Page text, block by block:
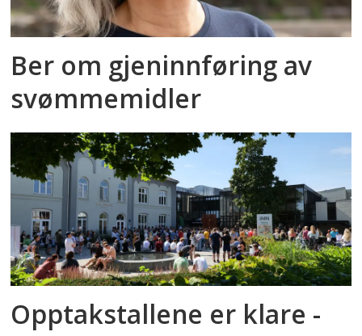
Ber om gjeninnføring av
svømmemidler
Opptakstallene er klare -